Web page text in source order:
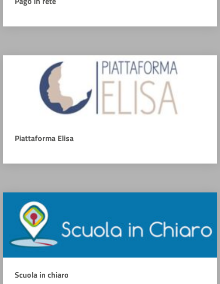
Piattaforma Elisa
Scuola in chiaro